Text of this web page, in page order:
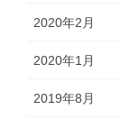
2020年2月
2020年1月
2019年8月